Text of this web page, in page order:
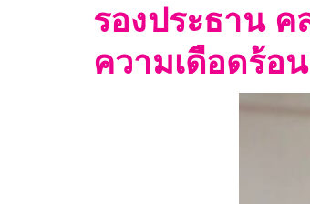
รองประธาน ค
ความเดือดร้อ